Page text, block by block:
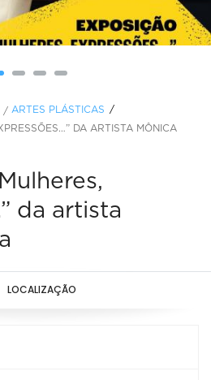
/ ARTES PLÁSTICAS
DA ARTISTA MÔNICA
da artista
LOCALIZAÇÃO